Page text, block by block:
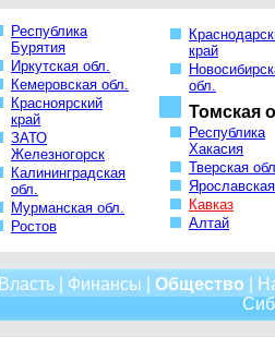
Республика
Бурятия
Иркутская обл.
Кемеровская обл.
Красноярский
край
ЗАТО
Железногорск
Калининградская
обл.
Мурманская обл.
Ростов
край
обл.
Томская
Республика
Хакасия
Тверская
Кавказ
Алтай
Власть| Финансы Общество